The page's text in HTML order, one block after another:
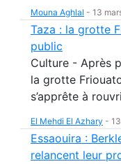
Mouna Aghlal - 13
Taza : la grotte
public
Culture - Après
la grotte
s’apprête à
El Mehdi El Azhary -
Essaouira :
relancent leur